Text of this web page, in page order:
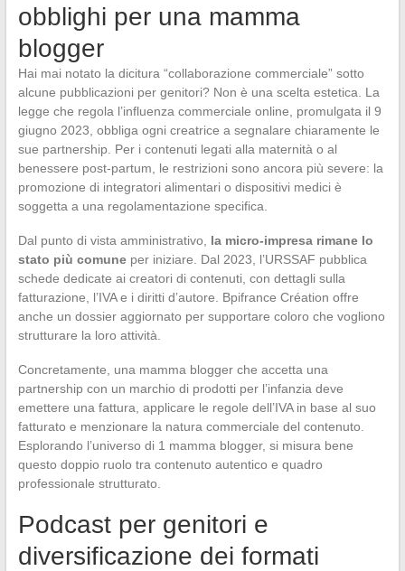
obblighi per una mamma
blogger
Hai mai notato la dicitura “collaborazione commerciale” sotto
alcune pubblicazioni per genitori? Non è una scelta estetica. La
legge che regola l’influenza commerciale online, promulgata il 9
giugno 2023, obbliga ogni creatrice a segnalare chiaramente le
sue partnership. Per i contenuti legati alla maternità o al
benessere post-partum, le restrizioni sono ancora più severe: la
promozione di integratori alimentari o dispositivi medici è
soggetta a una regolamentazione specifica.
Dal punto di vista amministrativo, la micro-impresa rimane lo
stato più comuneper iniziare. Dal 2023, l’URSSAF pubblica
schede dedicate ai creatori di contenuti, con dettagli sulla
fatturazione, l’IVA e i diritti d’autore. Bpifrance Création offre
anche un dossier aggiornato per supportare coloro che vogliono
strutturare la loro attività.
Concretamente, una mamma blogger che accetta una
partnership con un marchio di prodotti per l’infanzia deve
emettere una fattura, applicare le regole dell’IVA in base al suo
fatturato e menzionare la natura commerciale del contenuto.
Esplorando l’universo di 1 mamma blogger, si misura bene
questo doppio ruolo tra contenuto autentico e quadro
professionale strutturato.
Podcast per genitori e
diversificazione dei formati